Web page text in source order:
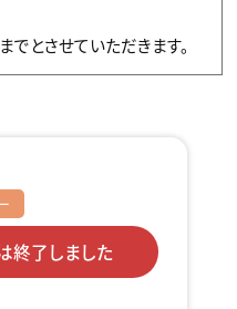
とさせていただきます。
終了しました